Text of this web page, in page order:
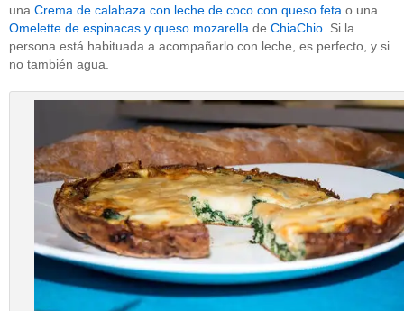
una Crema de calabaza con leche de coco con queso feta o una
Omelette de espinacas y queso mozarella de ChiaChio . Si la
persona está habituada a acompañarlo con leche, es perfecto, y si
no también agua.